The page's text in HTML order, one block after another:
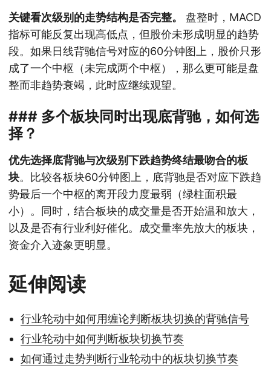
关键看次级别的走势结构是否完整。
盘整时，MACD
指标可能反复出现高低点，但股价未形成明显的趋势
段。如果日线背驰信号对应的60分钟图上，股价只形
成了一个中枢（未完成两个中枢），那么更可能是盘
整而非趋势衰竭，此时应继续观望。
### 多个板块同时出现底背驰，如何选
择？
优先选择底背驰与次级别下跌趋势终结最吻合的板
块。比较各板块60分钟图上，底背驰是否对应下跌趋
势最后一个中枢的离开段力度最弱（绿柱面积最
小）。同时，结合板块的成交量是否开始温和放大，
以及是否有行业利好催化。成交量率先放大的板块，
资金介入迹象更明显。
延伸阅读
行业轮动中如何用缠论判断板块切换的背驰信号
行业轮动中如何判断板块切换节奏
如何通过走势判断行业轮动中的板块切换节奏